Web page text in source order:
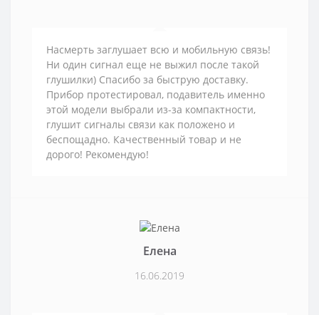
Насмерть заглушает всю и мобильную связь!
Ни один сигнал еще не выжил после такой
глушилки) Спасибо за быструю доставку.
Прибор протестировал, подавитель именно
этой модели выбрали из-за компактности,
глушит сигналы связи как положено и
беспощадно. Качественный товар и не
дорого! Рекомендую!
Елена
16.06.2019